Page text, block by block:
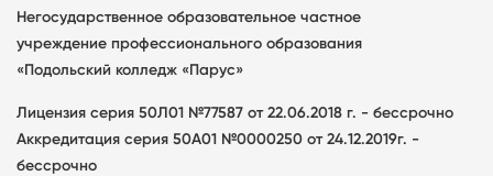
Негосударственное образовательное частное
учреждение профессионального образования
«Подольский колледж «Парус»
Лицензия серия 50Л01 №77587 от 22.06.2018 г. - бессрочно
Аккредитация серия 50А01 №0000250 от 24.12.2019г. -
бессрочно